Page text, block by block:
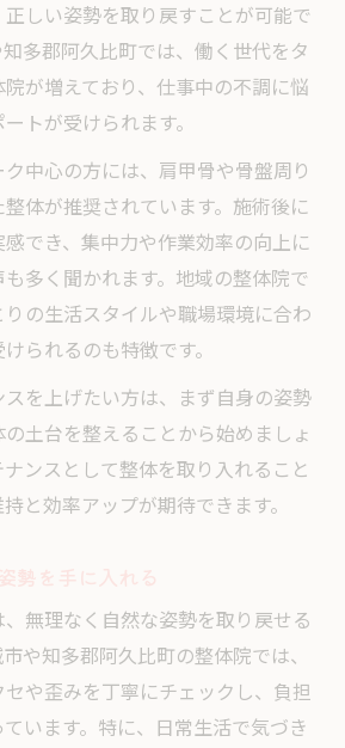
しい姿勢を取り戻すことが可能で
多郡阿久比町では、働く世代をタ
が増えており、仕事中の不調に悩
トが受けられます。
中心の方には、肩甲骨や骨盤周り
体が推奨されています。施術後に
でき、集中力や作業効率の向上に
多く聞かれます。地域の整体院で
の生活スタイルや職場環境に合わ
られるのも特徴です。
を上げたい方は、まず自身の姿勢
土台を整えることから始めましょ
ンスとして整体を取り入れること
と効率アップが期待できます。
無理なく自然な姿勢を取り戻せる
や知多郡阿久比町の整体院では、
や歪みを丁寧にチェックし、負担
います。特に、日常生活で気づき